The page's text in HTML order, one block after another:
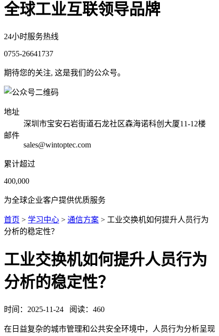
全球工业互联领导品牌
24小时服务热线
0755-26641737
期待您的关注, 这是我们的公众号。
地址
深圳市宝安石岩街道石龙社区森海诺科创大厦11-12楼
邮件
sales@wintoptec.com
累计超过
400,000
为全球企业客户提供优质服务
首页 > 学习中心 > 通信方案 > 工业交换机如何提升人员行为
分析的稳定性？
工业交换机如何提升人员行为
分析的稳定性？
时间： 2025-11-24 阅读： 460
在日益复杂的城市管理和公共安全环境中，人员行为分析呈现